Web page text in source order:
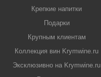
Крепкие напитки
Подарки
Крупным клиентам
Коллекция вин Krymwine.ru
Эксклюзивно на Krymwine.ru